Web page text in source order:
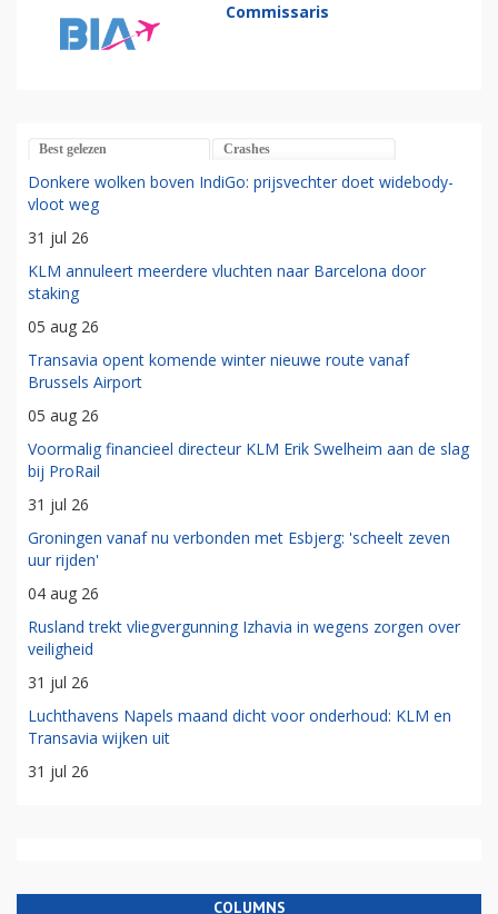
Commissaris
Best gelezen Crashes
Donkere wolken boven IndiGo: prijsvechter doet widebody-
vloot weg
31 jul 26
KLM annuleert meerdere vluchten naar Barcelona door
staking
05 aug 26
Transavia opent komende winter nieuwe route vanaf
Brussels Airport
05 aug 26
Voormalig financieel directeur KLM Erik Swelheim aan de slag
bij ProRail
31 jul 26
Groningen vanaf nu verbonden met Esbjerg: 'scheelt zeven
uur rijden'
04 aug 26
Rusland trekt vliegvergunning Izhavia in wegens zorgen over
veiligheid
31 jul 26
Luchthavens Napels maand dicht voor onderhoud: KLM en
Transavia wijken uit
31 jul 26
COLUMNS